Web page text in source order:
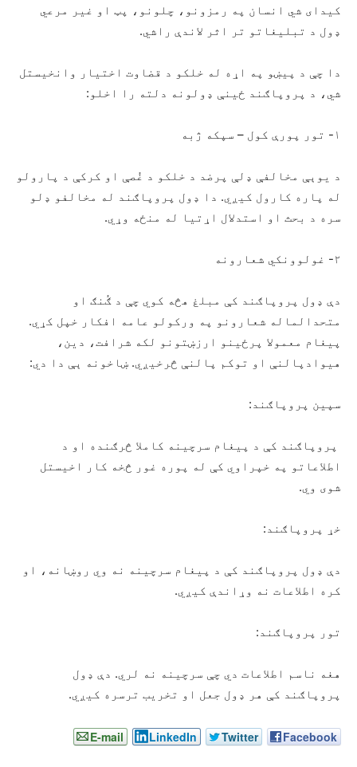
کیدای شي انسان په رمزونو، چلونو، پټ او غیر مرعي
ډول د تبلیغاتو تر اثر لاندې راشي.
دا چې د پیښو په اړه له خلکو د قضاوت اختیار وانخیستل
شي، د پروپاګند ځینې ډولونه دلته را اخلو:
۱- تور پورې کول – سپکه ژبه
د یوېې مخالفې ډلې پرضد د خلکو د غُصې او کرکې د پارولو
له پاره کارول کیږي. دا ډول پروپاګند له مخالفو ډلو
سره د بحث او استدلال اړتیا له منځه وړي.
۲- غولوونکي شعارونه
دې ډول پروپاګند کې مبلغ هڅه کوي چې د ګُنګ او
متحدالماله شعارونو په ورکولو عامه افکار خپل کړي.
پیغام معمولا پرځینو ارزښتونو لکه شرافت، دین،
هیوادپالنې او توکم پالنې څرخیږي. ښاخونه ېې دا دي:
سپین پروپاګند:
پروپاګند کې د پیغام سرچینه کاملا څرګنده او د
اطلاعاتو په خپراوي کې له پوره غور څخه کار اخیستل
شوی وي.
خړ پروپاګند:
دې ډول پروپاګند کې د پیغام سرچینه نه وي روښانه، او
کره اطلاعات نه وړاندې کیږي.
تور پروپاګند:
هغه ناسم اطلاعات دي چې سرچینه نه لري. دې ډول
پروپاګند کې هر ډول جعل او تخریب ترسره کیږي.
Facebook
Twitter
LinkedIn
E-mail